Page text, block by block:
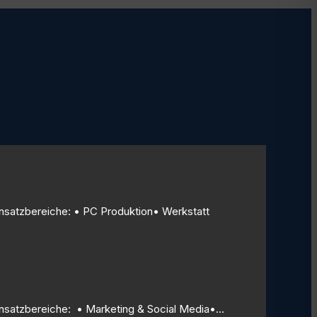
• PC Produktion• Werkstatt
• Marketing & Social Media•…